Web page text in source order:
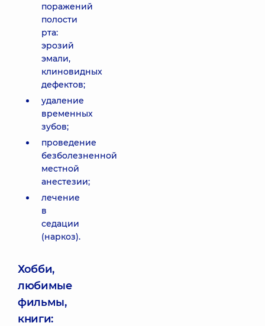
поражений
полости
рта:
эрозий
эмали,
клиновидных
дефектов;
удаление
временных
зубов;
проведение
безболезненной
местной
анестезии;
лечение
в
седации
(наркоз).
Хобби,
любимые
фильмы,
книги: